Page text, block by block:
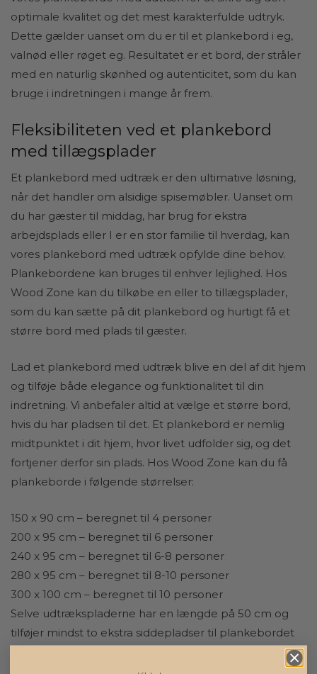
optimale kvalitet og det mest karakterfulde udtryk.
Dette gælder uanset om du er til et plankebord i eg,
valnød eller røget eg. Resultatet er et bord, der stråler
med en naturlig skønhed og autenticitet, som du kan
bruge i indretningen i mange år frem.
Fleksibiliteten ved et plankebord
med tillægsplader
Et plankebord med udtræk er den ultimative løsning,
når det handler om alsidige spisemøbler. Uanset om
du har gæster til middag, har brug for ekstra
arbejdsplads eller I er en stor familie til hverdag, kan
vores plankebord med udtræk opfylde dine behov.
Plankebordene kan bruges til enhver lejlighed. Hos
Wood Zone kan du tilkøbe en eller to tillægsplader,
som du kan sætte på dit plankebord og hurtigt få et
større bord med plads til gæster.
Lad et plankebord med udtræk blive en del af dit hjem
og tilføje både elegance og funktionalitet til din
indretning. Vi anbefaler altid at vælge et større bord,
hvis du har pladsen til det. Et plankebord er nemlig
midtpunktet i dit hjem, hvor livet udfolder sig, og det
fortjener derfor sin plads. Hos Wood Zone kan du få
plankeborde i følgende størrelser:
150 x 90 cm – beregnet til 4 personer
200 x 95 cm – beregnet til 6 personer
240 x 95 cm – beregnet til 6-8 personer
280 x 95 cm – beregnet til 8-10 personer
300 x 100 cm – beregnet til 10 personer
Selve udtrækspladerne har en længde på 50 cm og
tilføjer mindst to ekstra siddepladser til plankebordet